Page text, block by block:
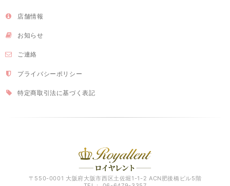
店舗情報
お知らせ
ご連絡
プライバシーポリシー
特定商取引法に基づく表記
〒550-0001 大阪府大阪市西区土佐堀1-1-2 ACN肥後橋ビル5階